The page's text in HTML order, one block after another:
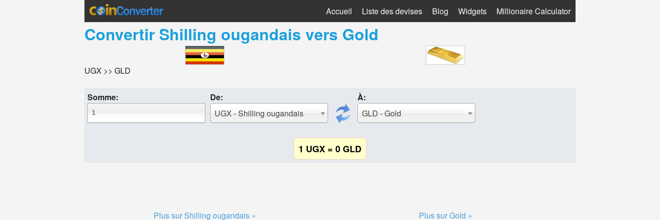
Accueil Liste des devises Blog Widgets Millionaire Calculator
Convertir Shilling ougandais vers Gold
UGX >> GLD
Somme:
De:
UGX - Shilling ougandais
À:
GLD - Gold
1 UGX = 0 GLD
Plus sur Shilling ougandais » Plus sur Gold »